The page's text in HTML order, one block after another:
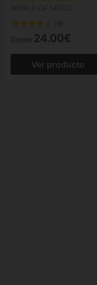
(9)
Desde 24.00€
Ver producto